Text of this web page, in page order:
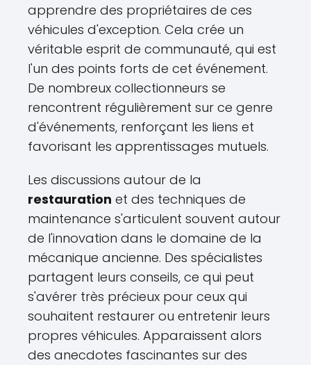
apprendre des propriétaires de ces
véhicules d'exception. Cela crée un
véritable esprit de communauté, qui est
l'un des points forts de cet événement.
De nombreux collectionneurs se
rencontrent régulièrement sur ce genre
d'événements, renforçant les liens et
favorisant les apprentissages mutuels.
Les discussions autour de la
restauration et des techniques de
maintenance s'articulent souvent autour
de l'innovation dans le domaine de la
mécanique ancienne. Des spécialistes
partagent leurs conseils, ce qui peut
s'avérer très précieux pour ceux qui
souhaitent restaurer ou entretenir leurs
propres véhicules. Apparaissent alors
des anecdotes fascinantes sur des